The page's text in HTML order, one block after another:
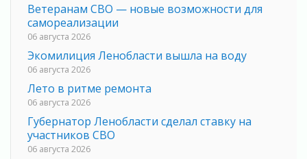
Ветеранам СВО — новые возможности для
самореализации
06 августа 2026
Экомилиция Ленобласти вышла на воду
06 августа 2026
Лето в ритме ремонта
06 августа 2026
Губернатор Ленобласти сделал ставку на
участников СВО
06 августа 2026